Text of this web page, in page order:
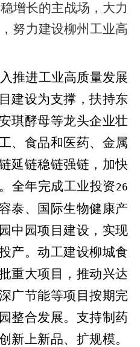
增长的主战场，大力
努力建设柳州工业高
推进工业高质量发展
建设为支撑，扶持东
琪酵母等龙头企业壮
、 食品和医药、金属
延链稳链强链，加快
全年完成工业投资26
泰、
国际生物健康产
中园项目建设， 实现
产。动工建设柳城食
重大项目 ，推动兴达
广节能等项目按期完
整合发展。支持制药
新上新品、扩规模。